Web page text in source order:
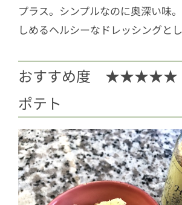
プラス。シンプルなのに奥深い味
しめるヘルシーなドレッシングとし
おすすめ度 ★★★★★
ポテト